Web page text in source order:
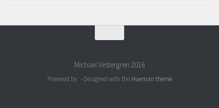
Michael Vestergren 2016
Powered by - Designed with the Hueman theme